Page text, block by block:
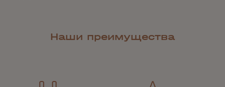
Наши преимущества